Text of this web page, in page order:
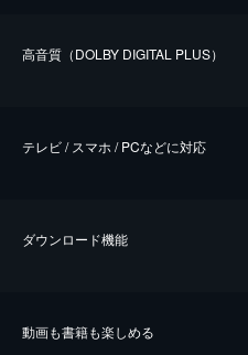
⾼⾳質（DOLBY DIGITAL PLUS）
テレビ / スマホ / PCなどに対応
ダウンロード機能
動画も書籍も楽しめる